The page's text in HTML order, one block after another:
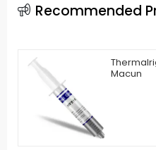
Recommended
Macun